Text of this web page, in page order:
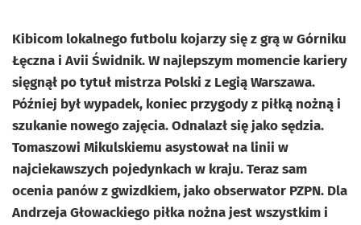
Kibicom lokalnego futbolu kojarzy się z grą w Górniku
Łęczna i Avii Świdnik. W najlepszym momencie kariery
sięgnął po tytuł mistrza Polski z Legią Warszawa.
Później był wypadek, koniec przygody z piłką nożną i
szukanie nowego zajęcia. Odnalazł się jako sędzia.
Tomaszowi Mikulskiemu asystował na linii w
najciekawszych pojedynkach w kraju. Teraz sam
ocenia panów z gwizdkiem, jako obserwator PZPN. Dla
Andrzeja Głowackiego piłka nożna jest wszystkim i